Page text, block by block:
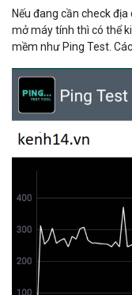
Nếu đang cần check
mở máy tính thì có thể
mềm như Ping Test.